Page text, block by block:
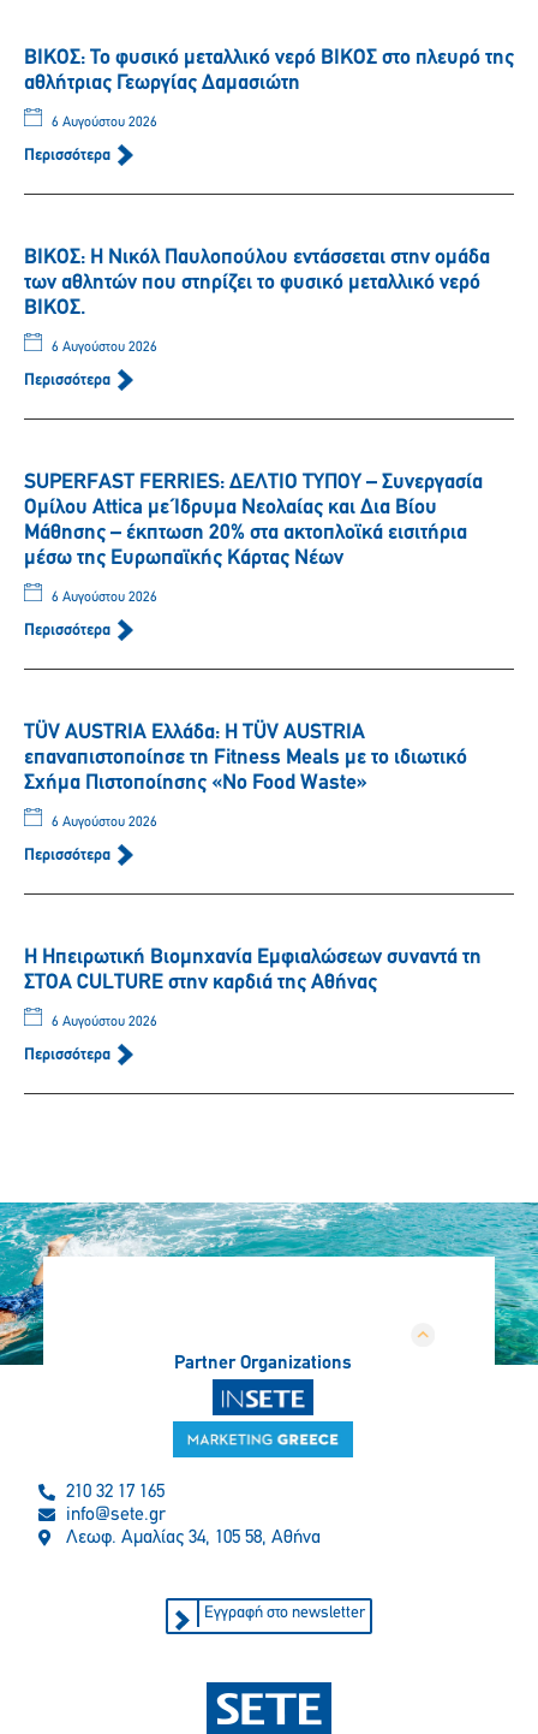
ΒΙΚΟΣ: Το φυσικό μεταλλικό νερό ΒΙΚΟΣ στο πλευρό της
αθλήτριας Γεωργίας Δαμασιώτη
6 Αυγούστου 2026
Περισσότερα
ΒΙΚΟΣ: Η Νικόλ Παυλοπούλου εντάσσεται στην ομάδα
των αθλητών που στηρίζει το φυσικό μεταλλικό νερό
ΒΙΚΟΣ.
6 Αυγούστου 2026
Περισσότερα
SUPERFAST FERRIES: ΔΕΛΤΙΟ ΤΥΠΟΥ – Συνεργασία
Ομίλου Attica με Ίδρυμα Νεολαίας και Δια Βίου
Μάθησης – έκπτωση 20% στα ακτοπλοϊκά εισιτήρια
μέσω της Ευρωπαϊκής Κάρτας Νέων
6 Αυγούστου 2026
Περισσότερα
TÜV AUSTRIA Ελλάδα: Η TÜV AUSTRIA
επαναπιστοποίησε τη Fitness Meals με το ιδιωτικό
Σχήμα Πιστοποίησης «No Food Waste»
6 Αυγούστου 2026
Περισσότερα
Η Ηπειρωτική Βιομηχανία Εμφιαλώσεων συναντά τη
ΣΤΟΑ CULTURE στην καρδιά της Αθήνας
6 Αυγούστου 2026
Περισσότερα
Partner Organizations
210 32 17 165
info@sete.gr
Λεωφ. Αμαλίας 34, 105 58, Αθήνα
Εγγραφή στο newsletter